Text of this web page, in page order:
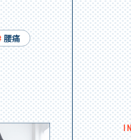
腰痛